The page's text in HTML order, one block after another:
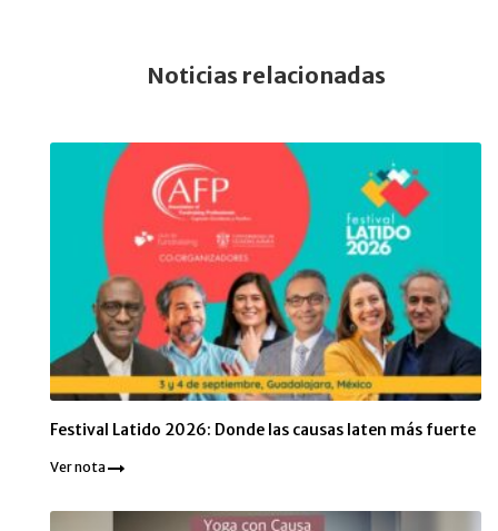
Noticias relacionadas
Festival Latido 2026: Donde las causas laten más fuerte
Ver nota